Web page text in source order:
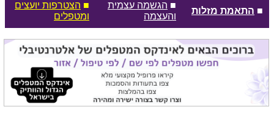
■ התאמת מזלות
■ הגשמה עצמית
והעצמה
■ הצטרפות יועצים
ומטפלים